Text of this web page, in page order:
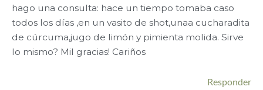
hago una consulta: hace un tiempo tomaba caso
todos los días ,en un vasito de shot,unaa cucharadita
de cúrcuma,jugo de limón y pimienta molida. Sirve
lo mismo? Mil gracias! Cariños
Responder